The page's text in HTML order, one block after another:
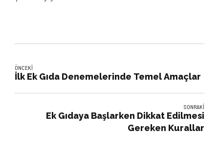
ÖNCEKI
İlk Ek Gıda Denemelerinde Temel Amaçlar
SONRAKI
Ek Gıdaya Başlarken Dikkat Edilmesi
Gereken Kurallar